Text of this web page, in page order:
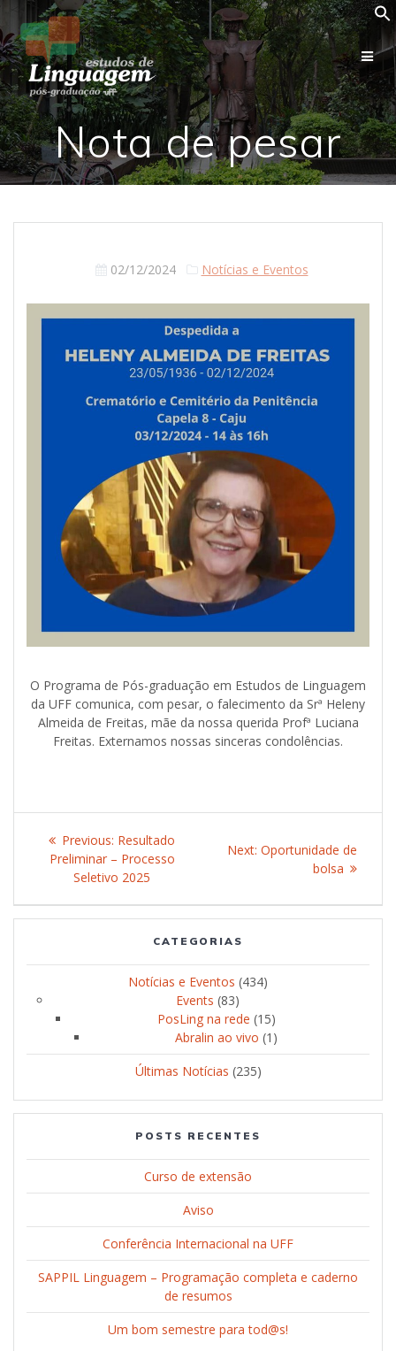
Skip
to
content
Nota de pesar
02/12/2024 Notícias e Eventos
O Programa de Pós-graduação em Estudos de Linguagem
da UFF comunica, com pesar, o falecimento da Srª Heleny
Almeida de Freitas, mãe da nossa querida Profª Luciana
Freitas. Externamos nossas sinceras condolências.
Post
navigation
Previous: Previous
post:
Resultado
Preliminar – Processo
Seletivo 2025
Next: Next
Oportunidade de
bolsa
CATEGORIAS
Notícias e Eventos (434)
Events (83)
PosLing na rede (15)
Abralin ao vivo (1)
Últimas Notícias (235)
POSTS RECENTES
Curso de extensão
Aviso
Conferência Internacional na UFF
SAPPIL Linguagem – Programação completa e caderno
de resumos
Um bom semestre para tod@s!